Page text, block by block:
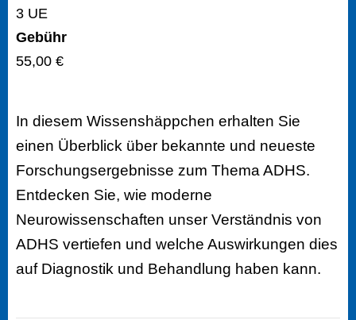
3 UE
Gebühr
55,00 €
In diesem Wissenshäppchen erhalten Sie
einen Überblick über bekannte und neueste
Forschungsergebnisse zum Thema ADHS.
Entdecken Sie, wie moderne
Neurowissenschaften unser Verständnis von
ADHS vertiefen und welche Auswirkungen dies
auf Diagnostik und Behandlung haben kann.